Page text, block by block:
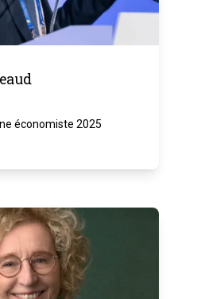
économiste 2025